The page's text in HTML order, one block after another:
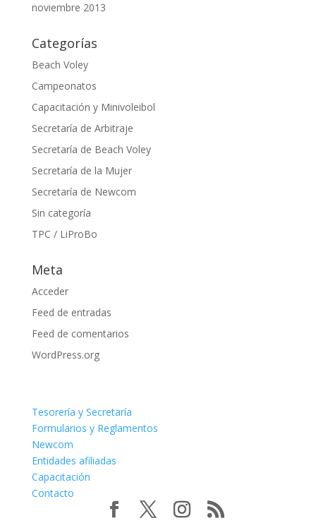
noviembre 2013
Categorías
Beach Voley
Campeonatos
Capacitación y Minivoleibol
Secretaría de Arbitraje
Secretaría de Beach Voley
Secretaría de la Mujer
Secretaría de Newcom
Sin categoría
TPC / LiProBo
Meta
Acceder
Feed de entradas
Feed de comentarios
WordPress.org
Tesorería y Secretaría
Formularios y Reglamentos
Newcom
Entidades afiliadas
Capacitación
Contacto